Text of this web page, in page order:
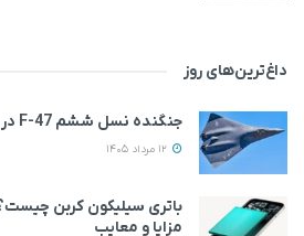
داغ‌ترین‌های روز
جنگنده نسل ششم F-47 در مسیر نخستین پرواز
باتری سیلیکون کربن
مزایا و معایب